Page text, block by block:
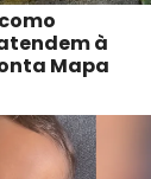
à
Mapa